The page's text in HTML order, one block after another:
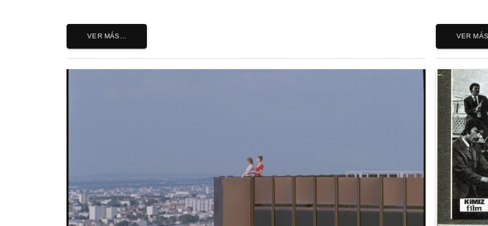
VER MÁS... VER